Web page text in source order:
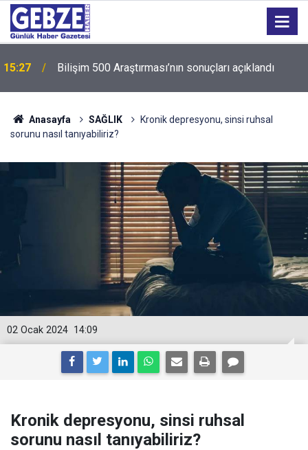
15:27 Bilişim 500 Araştırması’nın sonuçları açıklandı
Anasayfa SAĞLIK
Kronik depresyonu, sinsi ruhsal
sorunu nasıl tanıyabiliriz?
14:09
02 Ocak 2024
Kronik depresyonu, sinsi ruhsal
sorunu nasıl tanıyabiliriz?